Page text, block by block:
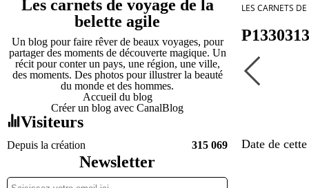
Les carnets de voyage de la
belette agile
Un blog pour faire rêver de beaux voyages, pour
partager des moments de découverte magique. Un
récit pour conter un pays, une région, une ville,
des moments. Des photos pour illustrer la beauté
du monde et des hommes.
Accueil du blog
Créer un blog avec CanalBlog
Visiteurs
Depuis la création 315 069
Newsletter
LES CARNETS
P1330313
Date de